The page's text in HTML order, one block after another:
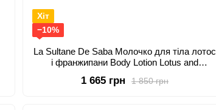
Хіт
−10%
La Sultanе De Saba Молочко для тіла лотос
і франжипани Body Lotion Lotus and
1 850 грн
1 665 грн